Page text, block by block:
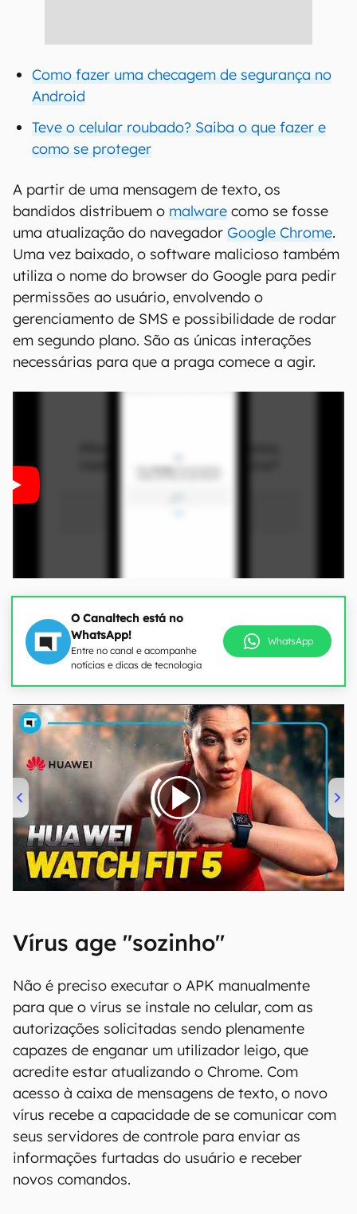
Como fazer uma checagem de segurança no
Android
Teve o celular roubado? Saiba o que fazer e
como se proteger
A partir de uma mensagem de texto, os
bandidos distribuem o malware como se fosse
uma atualização do navegador Google Chrome.
Uma vez baixado, o software malicioso também
utiliza o nome do browser do Google para pedir
permissões ao usuário, envolvendo o
gerenciamento de SMS e possibilidade de rodar
em segundo plano. São as únicas interações
necessárias para que a praga comece a agir.
O Canaltech está no
WhatsApp!
Entre no canal e acompanhe
notícias e dicas de tecnologia
WhatsApp
00:00/04:51
Vírus age "sozinho"
Não é preciso executar o APK manualmente
para que o vírus se instale no celular, com as
autorizações solicitadas sendo plenamente
capazes de enganar um utilizador leigo, que
acredite estar atualizando o Chrome. Com
acesso à caixa de mensagens de texto, o novo
vírus recebe a capacidade de se comunicar com
seus servidores de controle para enviar as
informações furtadas do usuário e receber
novos comandos.